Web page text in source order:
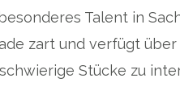
Talent in
zart und verfügt
Stücke zu